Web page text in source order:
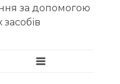
за допомогою